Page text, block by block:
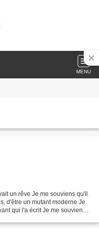
MENU
un rêve Je me souviens qu'il
d'être un mutant moderne Je
qui l'a écrit Je me souviens